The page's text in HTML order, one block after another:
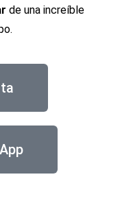
de una increíble